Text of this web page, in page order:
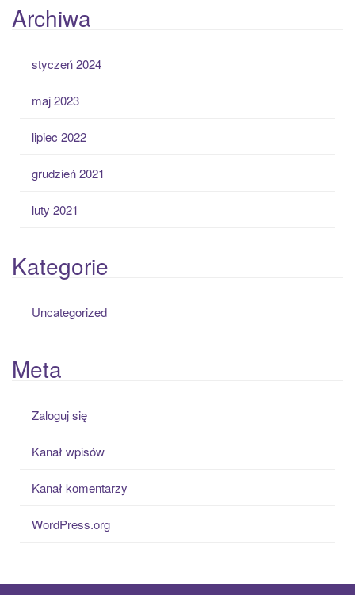
Archiwa
styczeń 2024
maj 2023
lipiec 2022
grudzień 2021
luty 2021
Kategorie
Uncategorized
Meta
Zaloguj się
Kanał wpisów
Kanał komentarzy
WordPress.org